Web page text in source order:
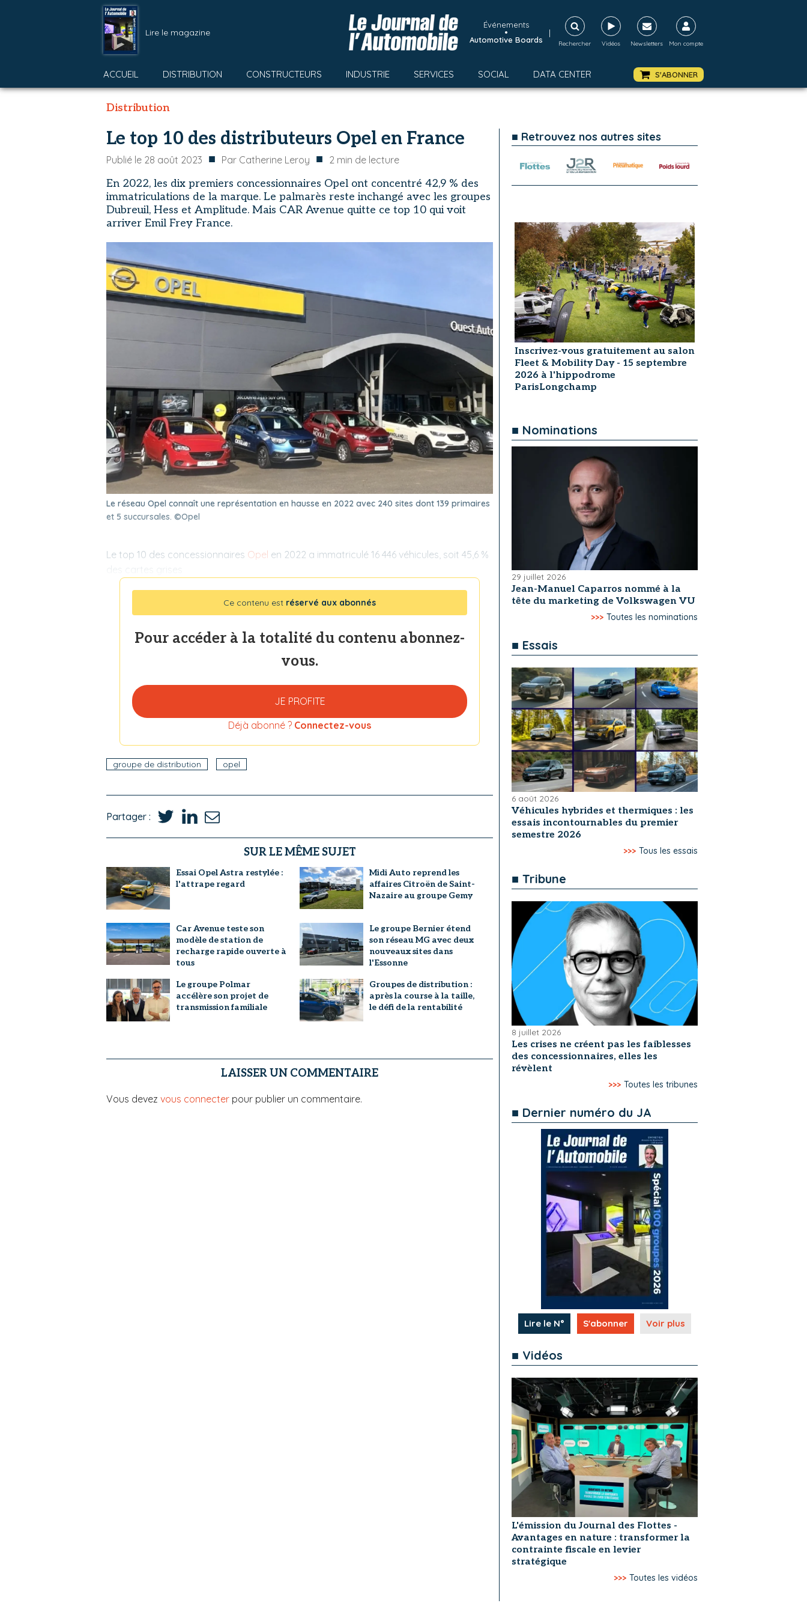
Lire le magazine
Événements
•
Automotive Boards
|
Rechercher Vidéos Newsletters Mon compte
ACCUEIL DISTRIBUTION CONSTRUCTEURS INDUSTRIE SERVICES SOCIAL DATA CENTER S'ABONNER
Distribution
Le top 10 des distributeurs Opel en France
Publié le 28 août 2023 ■ Par Catherine Leroy ■ 2 min de lecture
En 2022, les dix premiers concessionnaires Opel ont concentré 42,9 % des
immatriculations de la marque. Le palmarès reste inchangé avec les groupes
Dubreuil, Hess et Amplitude. Mais CAR Avenue quitte ce top 10 qui voit
arriver Emil Frey France.
Le réseau Opel connaît une représentation en hausse en 2022 avec 240 sites dont 139 primaires
et 5 succursales. ©Opel
Le top 10 des concessionnaires Opel en 2022 a immatriculé 16 446 véhicules, soit 45,6 %
Ce contenu est réservé aux abonnés
Pour accéder à la totalité du contenu abonnez-
vous.
JE PROFITE
Déjà abonné ? Connectez-vous
groupe de distribution opel
Partager :
SUR LE MÊME SUJET
Essai Opel Astra restylée :
l'attrape regard
Midi Auto reprend les
affaires Citroën de Saint-
Nazaire au groupe Gemy
Car Avenue teste son
modèle de station de
recharge rapide ouverte à
tous
Le groupe Bernier étend
son réseau MG avec deux
nouveaux sites dans
l'Essonne
Le groupe Polmar
accélère son projet de
transmission familiale
Groupes de distribution :
après la course à la taille,
le défi de la rentabilité
LAISSER UN COMMENTAIRE
Vous devez vous connecter pour publier un commentaire.
■ Retrouvez nos autres sites
Inscrivez-vous gratuitement au salon
Fleet & Mobility Day - 15 septembre
2026 à l'hippodrome
ParisLongchamp
■ Nominations
29 juillet 2026
Jean-Manuel Caparros nommé à la
tête du marketing de Volkswagen VU
>>> Toutes les nominations
■ Essais
6 août 2026
Véhicules hybrides et thermiques : les
essais incontournables du premier
semestre 2026
>>> Tous les essais
■ Tribune
8 juillet 2026
Les crises ne créent pas les faiblesses
des concessionnaires, elles les
révèlent
>>> Toutes les tribunes
■ Dernier numéro du JA
Lire le N° S'abonner Voir plus
■ Vidéos
L'émission du Journal des Flottes -
Avantages en nature : transformer la
contrainte fiscale en levier
stratégique
>>> Toutes les vidéos